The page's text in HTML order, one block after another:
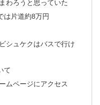
わろうと思っていた
は片道約8万円
シュケクはバスで行け
て
ムページにアクセス